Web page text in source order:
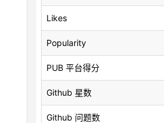
Likes
Popularity
PUB 平台得分
Github 星数
Github 问题数